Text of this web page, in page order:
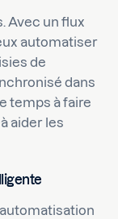
Avec un flux
automatiser
de
dans
temps à faire
aider les